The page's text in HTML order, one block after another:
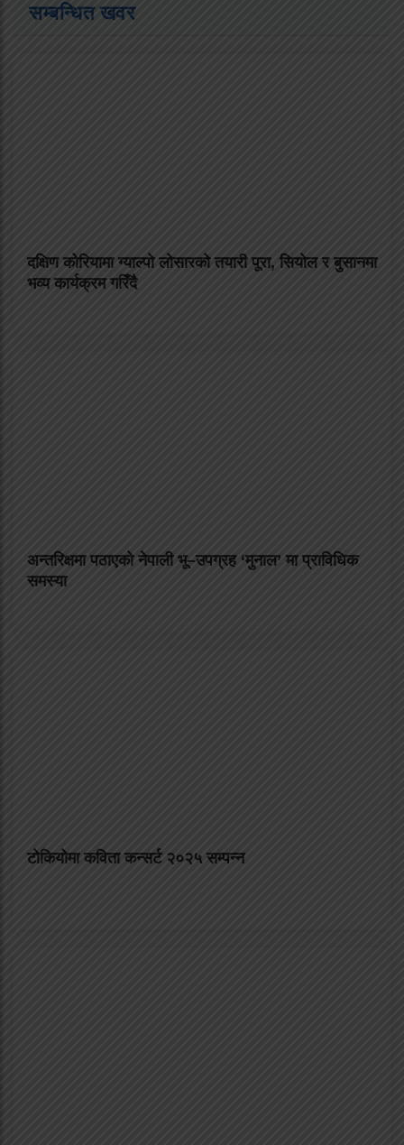
सम्बन्धित खवर
दक्षिण कोरियामा ग्याल्पो लोसारको तयारी पूरा, सियोल र बुसानमा
भव्य कार्यक्रम गरिँदै
अन्तरिक्षमा पठाएको नेपाली भू–उपग्रह ‘मुनाल’ मा प्राविधिक
समस्या
टोकियोमा कविता कन्सर्ट २०२५ सम्पन्न